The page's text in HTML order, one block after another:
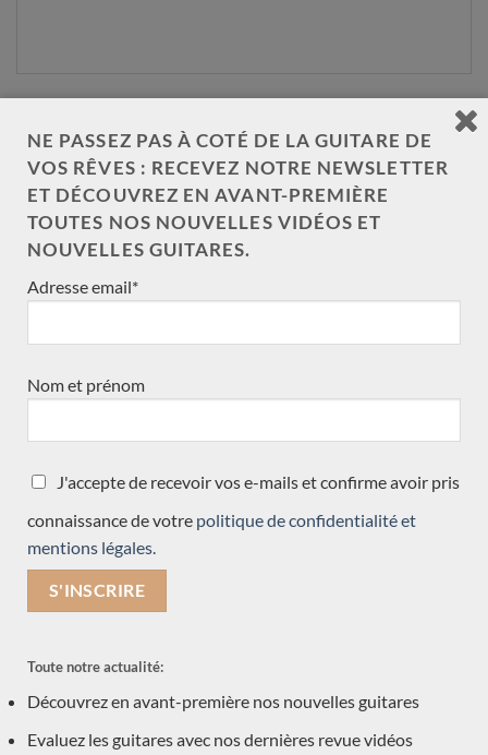
NOS CATÉGORIES DE GUITARE
Double-table
en commande
Traditionnelle (30)
Toutes les guitares (34)
toutes les guitares test slider
neuve arrivée récemment
Précédemment vendue
Acoustique
Luthiers
Robin Moyes
Dennis Tolz
NE PASSEZ PAS À COTÉ DE LA GUITARE DE
VOS RÊVES : RECEVEZ NOTRE NEWSLETTER
ET DÉCOUVREZ EN AVANT-PREMIÈRE
TOUTES NOS NOUVELLES VIDÉOS ET
NOUVELLES GUITARES.
Adresse email*
Nom et prénom
J'accepte de recevoir vos e-mails et confirme avoir pris
connaissance de votre politique de confidentialité et
mentions légales.
Toute notre actualité:
Découvrez en avant-première nos nouvelles guitares
Evaluez les guitares avec nos dernières revue vidéos